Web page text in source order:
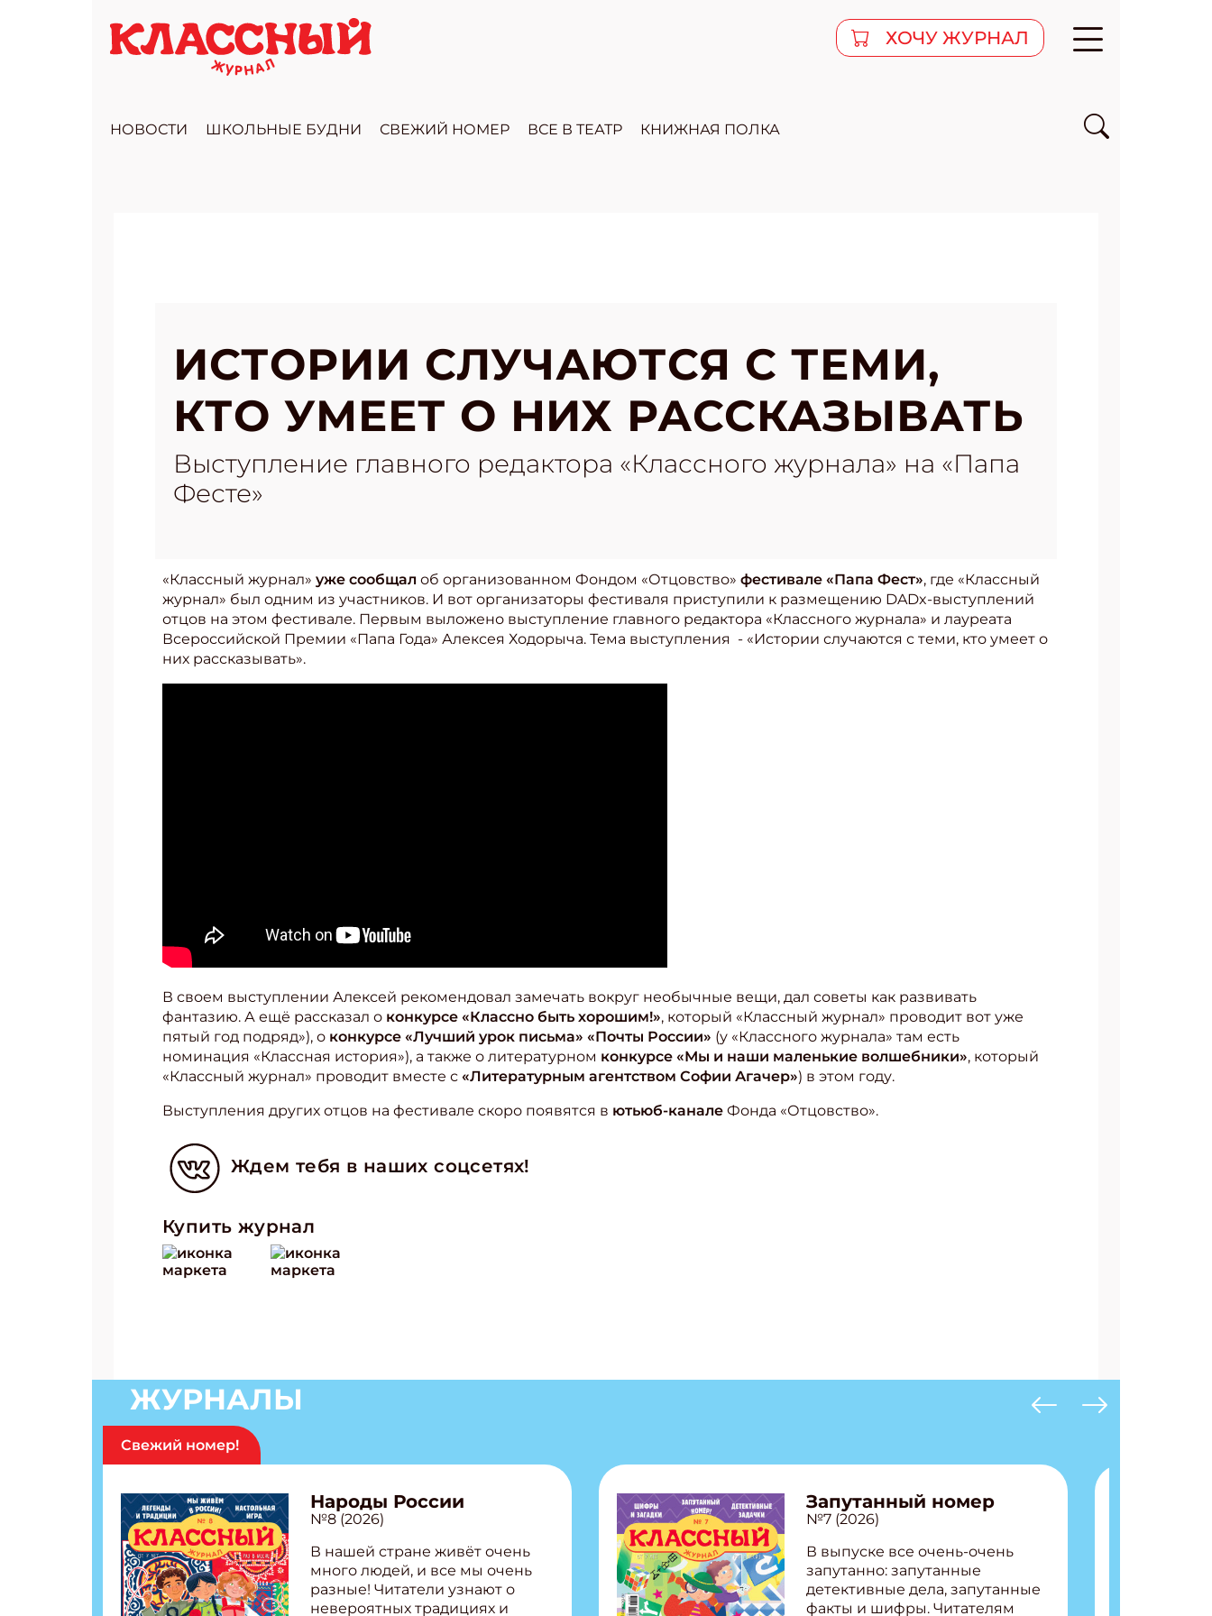
ХОЧУ ЖУРНАЛ
НОВОСТИ ШКОЛЬНЫЕ БУДНИ СВЕЖИЙ НОМЕР ВСЕ В ТЕАТР КНИЖНАЯ ПОЛКА
ИСТОРИИ СЛУЧАЮТСЯ С ТЕМИ,
КТО УМЕЕТ О НИХ РАССКАЗЫВАТЬ
Выступление главного редактора «Классного журнала» на «Папа
Фесте»
«Классный журнал» уже сообщал об организованном Фондом «Отцовство» фестивале «Папа Фест», где «Классный
журнал» был одним из участников. И вот организаторы фестиваля приступили к размещению DADx-выступлений
отцов на этом фестивале. Первым выложено выступление главного редактора «Классного журнала» и лауреата
Всероссийской Премии «Папа Года» Алексея Ходорыча. Тема выступления - «Истории случаются с теми, кто умеет о
них рассказывать».
В своем выступлении Алексей рекомендовал замечать вокруг необычные вещи, дал советы как развивать
фантазию. А ещё рассказал о конкурсе «Классно быть хорошим!», который «Классный журнал» проводит вот уже
пятый год подряд»), о конкурсе «Лучший урок письма» «Почты России» (у «Классного журнала» там есть
номинация «Классная история»), а также о литературном конкурсе «Мы и наши маленькие волшебники», который
«Классный журнал» проводит вместе с «Литературным агентством Софии Агачер») в этом году.
Выступления других отцов на фестивале скоро появятся в ютьюб-канале Фонда «Отцовство».
Ждем тебя в наших соцсетях!
Купить журнал
ЖУРНАЛЫ
Свежий номер!
Народы России
№8 (2026)
В нашей стране живёт очень
много людей, и все мы очень
разные! Читатели узнают о
невероятных традициях и
Запутанный номер
№7 (2026)
В выпуске все очень-очень
запутанно: запутанные
детективные дела, запутанные
факты и шифры. Читателям
Получи электронный "Классный журнал" в подарок!
Укажите имя
Укажите Ваш Email